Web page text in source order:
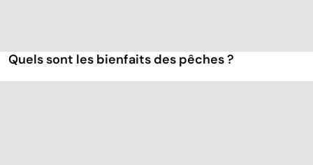
Quels sont les bienfaits des pêches ?